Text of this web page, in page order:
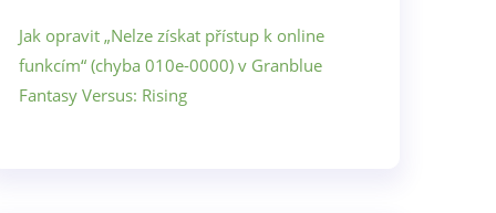
Jak opravit „Nelze získat přístup k online
funkcím“ (chyba 010e-0000) v Granblue
Fantasy Versus: Rising